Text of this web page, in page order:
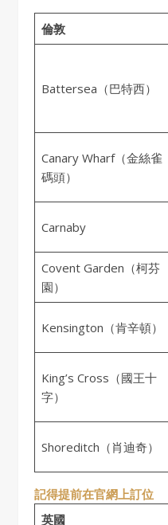
倫敦
Battersea（巴特西）
Canary Wharf（金絲雀
碼頭）
Carnaby
Covent Garden（柯芬
園）
Kensington（肯辛頓）
King’s Cross（國王十
字）
Shoreditch（肖迪奇）
記得提前在官網上訂位
英國